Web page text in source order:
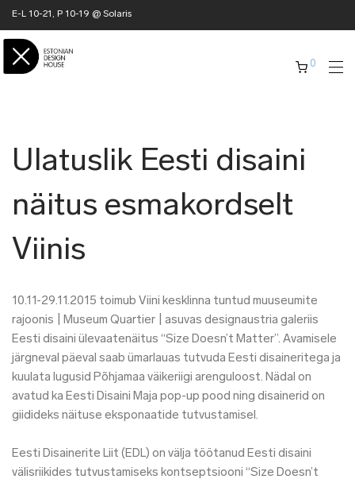
E-L 10-21, P 10-19 @ Solaris
0
Ulatuslik Eesti disaini
näitus esmakordselt
Viinis
10.11-29.11.2015 toimub Viini kesklinna tuntud muuseumite
rajoonis | Museum Quartier | asuvas designaustria galeriis
Eesti disaini ülevaatenäitus “Size Doesn’t Matter”. Avamisele
järgneval päeval saab ümarlauas tutvuda Eesti disaineritega ja
kuulata lugusid Põhjamaa väikeriigi arenguloost. Nädal on
avatud ka Eesti Disaini Maja pop-up pood ning disainerid on
giidideks näituse eksponaatide tutvustamisel.
Eesti Disainerite Liit (EDL) on välja töötanud Eesti disaini
välisriikides tutvustamiseks kontseptsiooni “Size Doesn’t